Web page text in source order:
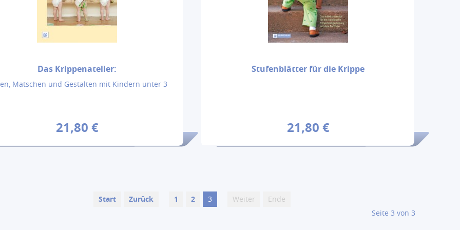
Das Krippenatelier:
Matschen und Gestalten mit Kindern unter 3
21,80 €
Stufenblätter für die Krippe
21,80 €
Start Zurück 1 2 3 Weiter
Ende
Seite 3 von 3